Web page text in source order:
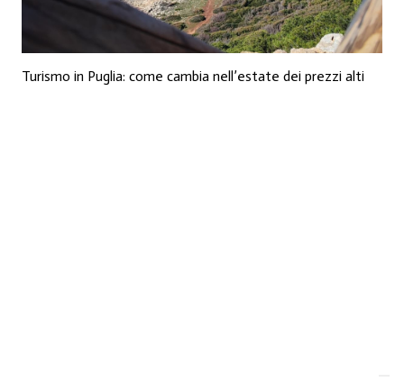
Turismo in Puglia: come cambia nell’estate dei prezzi alti